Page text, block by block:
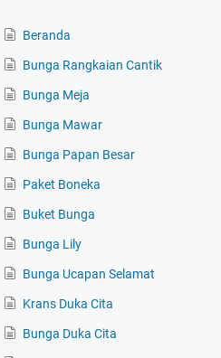
Beranda
Bunga Rangkaian Cantik
Bunga Meja
Bunga Mawar
Bunga Papan Besar
Paket Boneka
Buket Bunga
Bunga Lily
Bunga Ucapan Selamat
Krans Duka Cita
Bunga Duka Cita